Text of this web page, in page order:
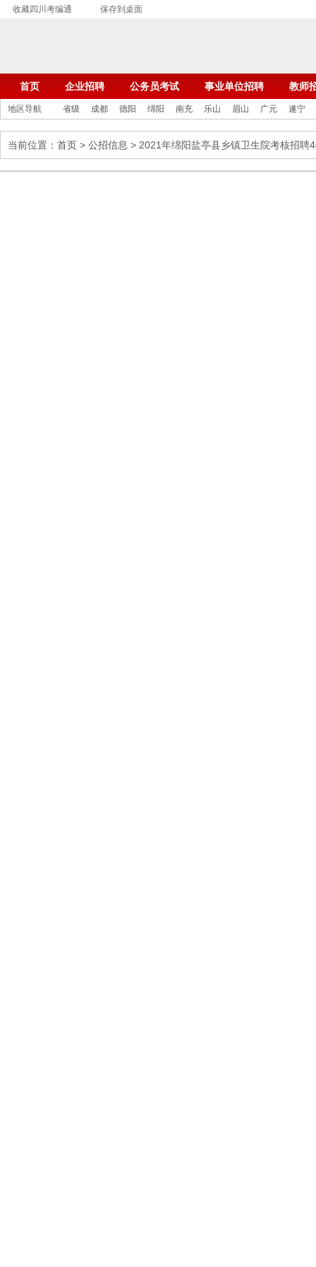
收藏四川考编通 保存到桌面
首页 企业招聘 公务员考试 事业单位招聘 教师
地区导航 省级 成都 德阳 绵阳 南充 乐山 眉山 广元 遂宁
当前位置： 首页 > 公招信息 > 2021年绵阳盐亭县乡镇卫生院考核招聘